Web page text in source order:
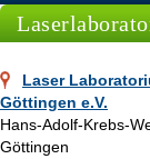
Laser
Göttingen e.V.
Hans-Adolf-Krebs-
Göttingen